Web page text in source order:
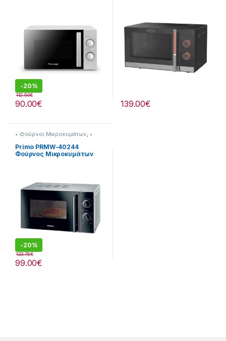
-20%
90.00€
112.50€
139.00€
• Φούρνοι Μικροκυμάτων, •
Primo PRMW-40244
Φούρνος Μικροκυμάτων
-20%
99.00€
123.75€